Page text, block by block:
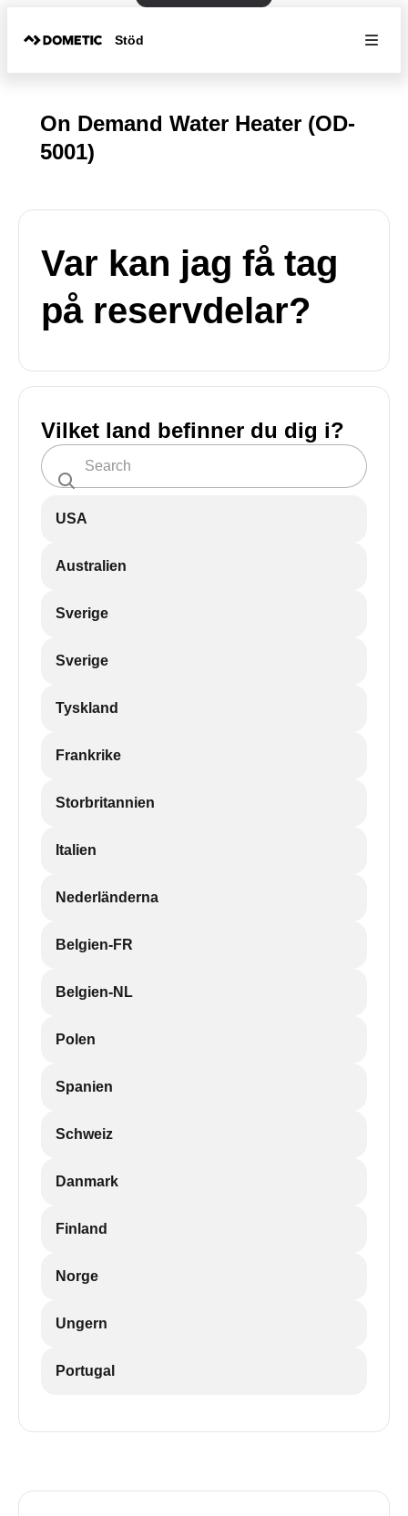
Stöd
On Demand Water Heater (OD-
5001)
Var kan jag få tag
på reservdelar?
Vilket land befinner du dig i?
USA
Australien
Sverige
Sverige
Tyskland
Frankrike
Storbritannien
Italien
Nederländerna
Belgien-FR
Belgien-NL
Polen
Spanien
Schweiz
Danmark
Finland
Norge
Ungern
Portugal